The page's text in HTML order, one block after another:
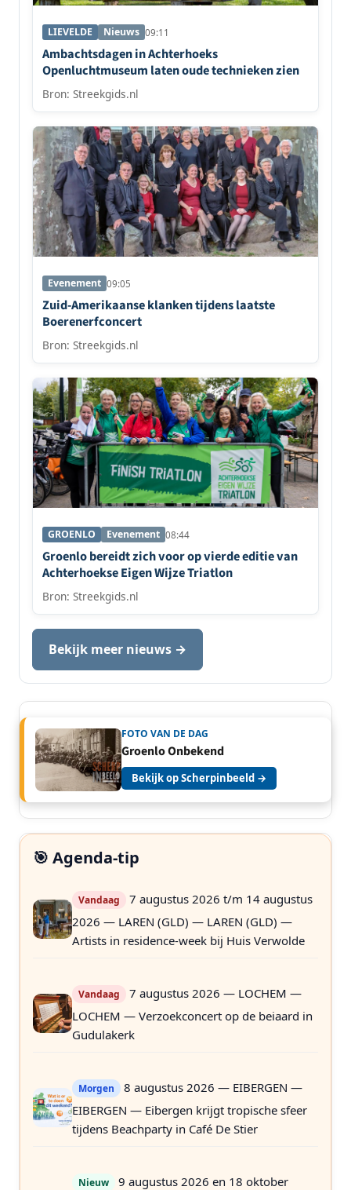
LIEVELDE Nieuws 09:11
Ambachtsdagen in Achterhoeks
Openluchtmuseum laten oude technieken zien
Bron: Streekgids.nl
Evenement 09:05
Zuid-Amerikaanse klanken tijdens laatste
Boerenerfconcert
Bron: Streekgids.nl
GROENLO Evenement 08:44
Groenlo bereidt zich voor op vierde editie van
Achterhoekse Eigen Wijze Triatlon
Bron: Streekgids.nl
Bekijk meer nieuws →
FOTO VAN DE DAG
Groenlo Onbekend
Bekijk op Scherpinbeeld →
🎯 Agenda-tip
Vandaag
7 augustus 2026 t/m 14 augustus
2026 — LAREN (GLD) — LAREN (GLD) —
Artists in residence-week bij Huis Verwolde
Vandaag
7 augustus 2026 — LOCHEM —
LOCHEM — Verzoekconcert op de beiaard in
Gudulakerk
Morgen
8 augustus 2026 — EIBERGEN —
EIBERGEN — Eibergen krijgt tropische sfeer
tijdens Beachparty in Café De Stier
Nieuw
9 augustus 2026 en 18 oktober